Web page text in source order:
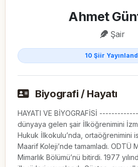
Ahmet
Şair
10 Şiir
Biyografi / Hayatı
HAYATI VE BİYOGRAFİSİ
dünyaya gelen şair İlköğrenimini
Hukuk İlkokulu’nda, ortaöğrenimini
Maarif Koleji’nde tamamladı. ODTÜ
Mimarlık Bölümü’nü bitirdi. 1977